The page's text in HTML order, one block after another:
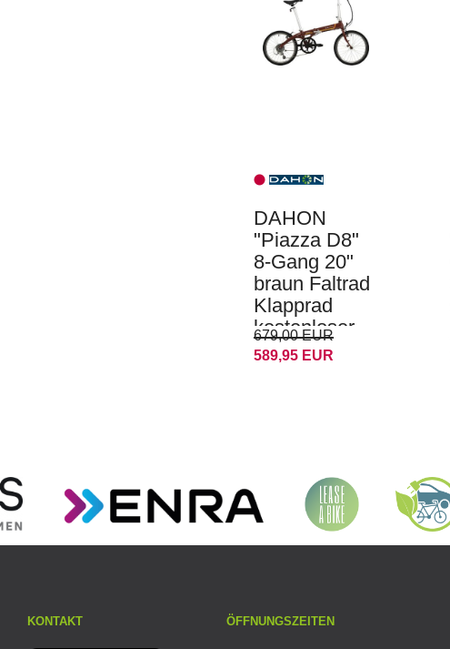
DAHON
"Piazza D8"
8-Gang 20"
braun Faltrad
Klapprad
kostenloser
Versand
679,00 EUR
589,95 EUR
KONTAKT ÖFFNUNGSZEITEN